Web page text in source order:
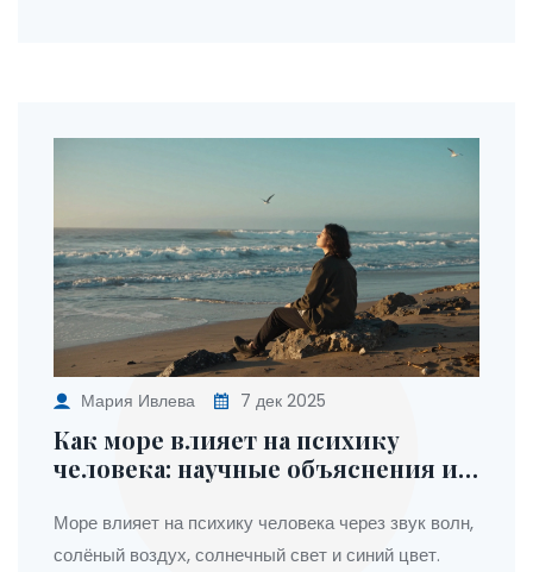
Мария Ивлева 7 дек 2025
Как море влияет на психику
человека: научные объяснения и
Море влияет на психику человека через звук волн,
солёный воздух, солнечный свет и синий цвет.